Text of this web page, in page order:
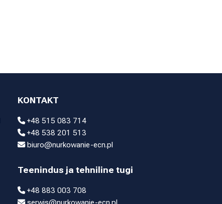
KONTAKT
+48 515 083 714
+48 538 201 513
biuro@nurkowanie-ecn.pl
Teenindus ja tehniline tugi
+48 883 003 708